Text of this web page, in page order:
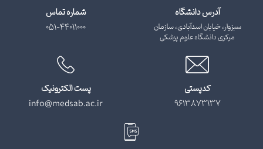
آدرس دانشگاه
سبزوار، خیابان اسدآبادی، سازمان
مرکزی دانشگاه علوم پزشکی
شماره تماس
051-44011000
کدپستی
9613873137
پست الکترونیک
info@medsab.ac.ir